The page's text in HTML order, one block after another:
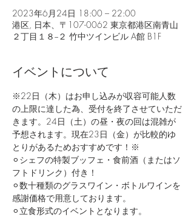
2023年6月24日 18:00 – 22:00
港区, 日本、〒107-0062 東京都港区南青山
２丁目１８−２ 竹中ツインビル A館 B1F
イベントについて
※22日（木）はお申し込みが収容可能人数
の上限に達した為、受付を終了させていただ
きます。24日（土）の昼・夜の回は混雑が
予想されます。現在23日（金）が比較的ゆ
とりがあるためおすすめです！※
⚪︎シェフの特製ブッフェ・食前酒（またはソ
フトドリンク）付き！
⚪︎数十種類のグラスワイン・ボトルワインを
感謝価格で用意しております。
⚪︎立食形式のイベントとなります。